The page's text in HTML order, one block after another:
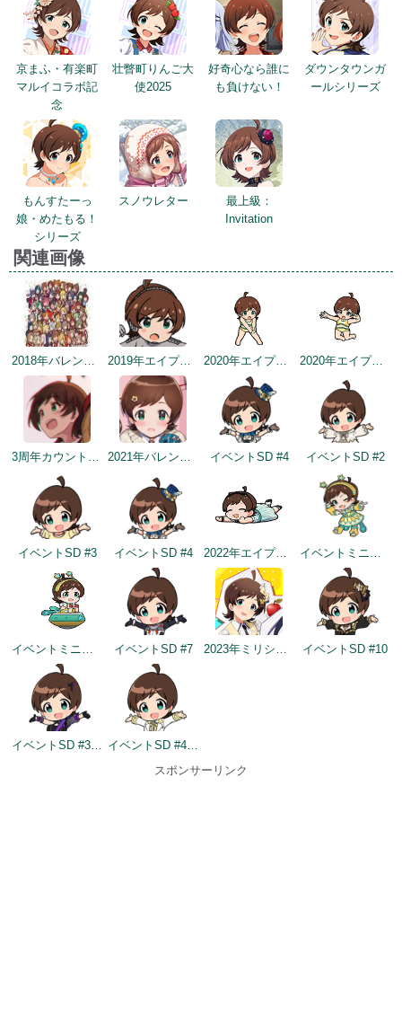
京まふ・有楽町
マルイコラボ記
念
壮瞥町りんご大
使2025
好奇心なら誰に
も負けない！
ダウンタウンガ
ールシリーズ
もんすたーっ
娘・めたもる！
シリーズ
スノウレター
最上級：
Invitation
関連画像
2018年バレンタインデー公式ツイート 2019年エイプリルミニゲーム 2020年エイプリルフールネタ 2020年エイプリルフールネタ
3周年カウントダウンイラスト 2021年バレンタインデートップ画面 イベントSD #4 イベントSD #2
イベントSD #3 イベントSD #4 2022年エイプリルフールネタ イベントミニゲームSD（2022/11/30）
イベントミニゲームSD（2022/11/30） イベントSD #7 2023年ミリシタ4周年イメージ イベントSD #10
イベントSD #354
イベントSD #403
スポンサーリンク